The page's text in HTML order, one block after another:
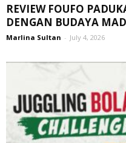
REVIEW FOUFO
DENGAN BUDAYA
Marlina Sultan - July 4, 2026